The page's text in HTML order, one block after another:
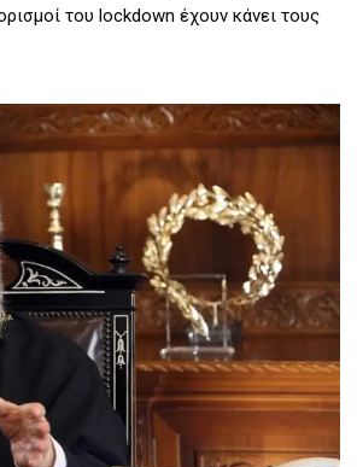
του lockdown έχουν κάνει τους